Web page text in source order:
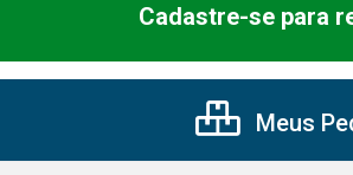
Cadastre-se para
Meus